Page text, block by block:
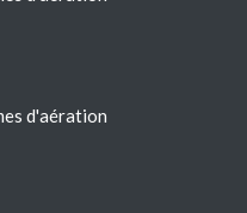
d'aération